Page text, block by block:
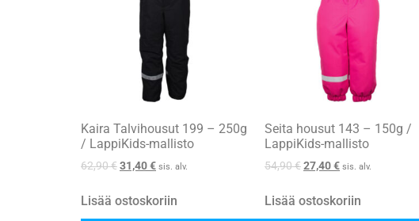
Kaira Talvihousut 199 – 250g
/ LappiKids-mallisto
62,90€31,40€ sis. alv.
Lisää ostoskoriin
Seita housut 143 – 150g /
LappiKids-mallisto
54,90€27,40€ sis. alv.
Lisää ostoskoriin